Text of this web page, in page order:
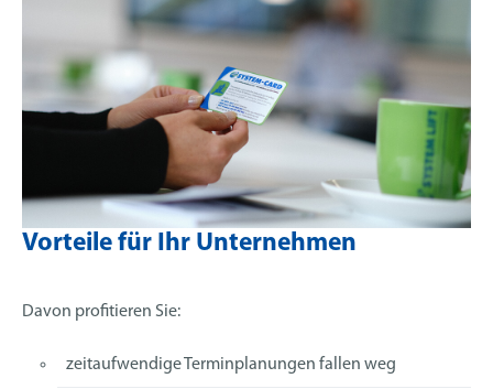
Vorteile für Ihr Unternehmen
Davon profitieren Sie:
zeitaufwendige Terminplanungen fallen weg